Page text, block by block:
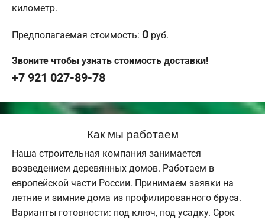
километр.
Предполагаемая стоимость: 0 руб.
Звоните чтобы узнать стоимость доставки!
+7 921 027-89-78
Как мы работаем
Наша строительная компания занимается
возведением деревянных домов. Работаем в
европейской части России. Принимаем заявки на
летние и зимние дома из профилированного бруса.
Варианты готовности: под ключ, под усадку. Срок